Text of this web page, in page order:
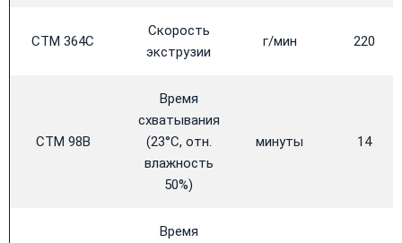
CTM 364C
Скорость
экструзии
г/мин 220
CTM 98B
Время
схватывания
(23°C, отн.
влажность
50%)
минуты 14
Время